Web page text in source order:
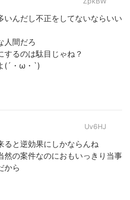
いんだし不正をしてないならいい
人間だろ
するのは駄目じゃね？
(´・ω・`)
Uv6HJ
ると逆効果にしかならんね
然の案件なのにおもいっきり当事
から